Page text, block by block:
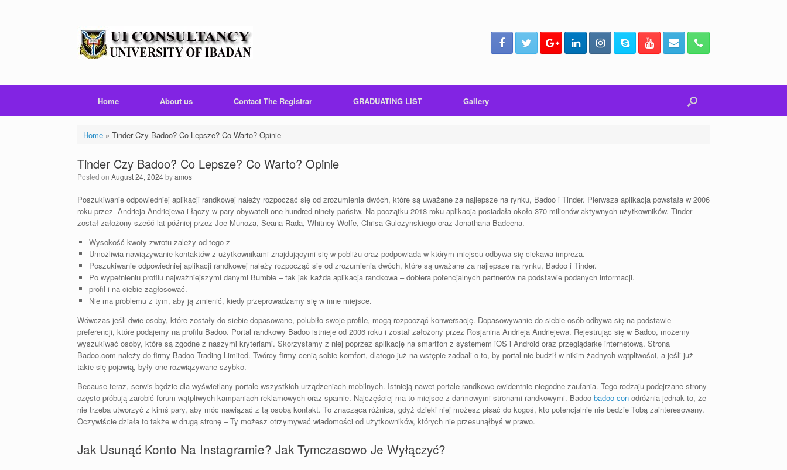
Home About us Contact The Registrar GRADUATING LIST Gallery
Home» Tinder Czy Badoo? Co Lepsze? Co Warto? Opinie
Tinder Czy Badoo? Co Lepsze? Co Warto? Opinie
Posted on August 24, 2024byamos
Poszukiwanie odpowiedniej aplikacji randkowej należy rozpocząć się od zrozumienia dwóch, które są uważane za najlepsze na rynku, Badoo i Tinder. Pierwsza aplikacja powstała w 2006
roku przez Andrieja Andriejewa i łączy w pary obywateli one hundred ninety państw. Na początku 2018 roku aplikacja posiadała około 370 milionów aktywnych użytkowników. Tinder
został założony sześć lat później przez Joe Munoza, Seana Rada, Whitney Wolfe, Chrisa Gulczynskiego oraz Jonathana Badeena.
Wysokość kwoty zwrotu zależy od tego z
Umożliwia nawiązywanie kontaktów z użytkownikami znajdującymi się w pobliżu oraz podpowiada w którym miejscu odbywa się ciekawa impreza.
Poszukiwanie odpowiedniej aplikacji randkowej należy rozpocząć się od zrozumienia dwóch, które są uważane za najlepsze na rynku, Badoo i Tinder.
Po wypełnieniu profilu najważniejszymi danymi Bumble – tak jak każda aplikacja randkowa – dobiera potencjalnych partnerów na podstawie podanych informacji.
profil i na ciebie zagłosować.
Nie ma problemu z tym, aby ją zmienić, kiedy przeprowadzamy się w inne miejsce.
Wówczas jeśli dwie osoby, które zostały do siebie dopasowane, polubiło swoje profile, mogą rozpocząć konwersację. Dopasowywanie do siebie osób odbywa się na podstawie
preferencji, które podajemy na profilu Badoo. Portal randkowy Badoo istnieje od 2006 roku i został założony przez Rosjanina Andrieja Andriejewa. Rejestrując się w Badoo, możemy
wyszukiwać osoby, które są zgodne z naszymi kryteriami. Skorzystamy z niej poprzez aplikację na smartfon z systemem iOS i Android oraz przeglądarkę internetową. Strona
Badoo.com należy do firmy Badoo Trading Limited. Twórcy firmy cenią sobie komfort, dlatego już na wstępie zadbali o to, by portal nie budził w nikim żadnych wątpliwości, a jeśli już
takie się pojawią, były one rozwiązywane szybko.
Because teraz, serwis będzie dla wyświetlany portale wszystkich urządzeniach mobilnych. Istnieją nawet portale randkowe ewidentnie niegodne zaufania. Tego rodzaju podejrzane strony
często próbują zarobić forum wątpliwych kampaniach reklamowych oraz spamie. Najczęściej ma to miejsce z darmowymi stronami randkowymi. Badoo badoo con odróżnia jednak to, że
nie trzeba utworzyć z kimś pary, aby móc nawiązać z tą osobą kontakt. To znacząca różnica, gdyż dzięki niej możesz pisać do kogoś, kto potencjalnie nie będzie Tobą zainteresowany.
Oczywiście działa to także w drugą stronę – Ty możesz otrzymywać wiadomości od użytkowników, których nie przesunąłbyś w prawo.
Jak Usunąć Konto Na Instagramie? Jak Tymczasowo Je Wyłączyć?